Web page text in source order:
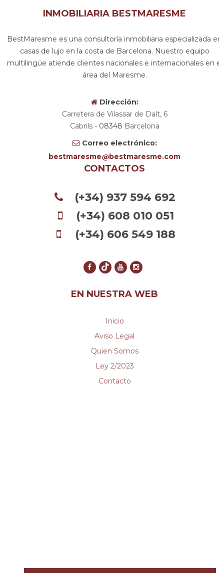
INMOBILIARIA BESTMARESME
BestMaresme es una consultoría inmobiliaria especializada en
casas de lujo en la costa de Barcelona. Nuestro equipo
multilingüe atiende clientes nacionales e internacionales en el
área del Maresme.
Dirección:
Carretera de Vilassar de Dalt, 6
Cabrils- 08348 Barcelona
Correo electrónico:
bestmaresme
bestmaresme.com
CONTACTOS
(+34) 937 594 692
(+34) 608 010 051
(+34) 606 549 188
EN NUESTRA WEB
Inicio
Aviso Legal
Quien Somos
Ley 2/2023
Contacto